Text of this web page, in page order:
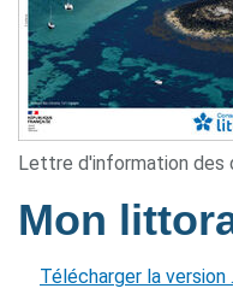
Lettre d'information des
Mon
Télécharger la version